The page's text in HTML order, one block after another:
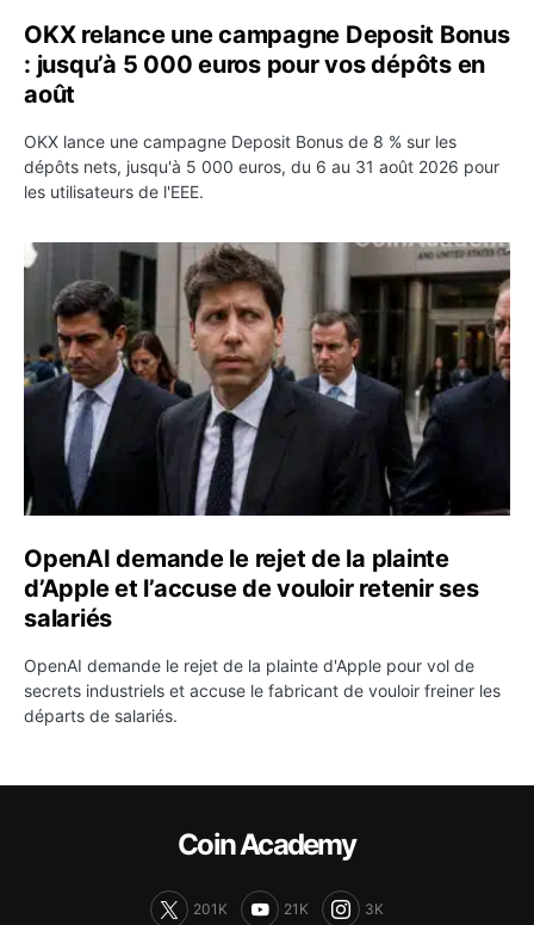
OKX relance une campagne Deposit Bonus
: jusqu’à 5 000 euros pour vos dépôts en
août
OKX lance une campagne Deposit Bonus de 8 % sur les
dépôts nets, jusqu'à 5 000 euros, du 6 au 31 août 2026 pour
les utilisateurs de l'EEE.
OpenAI demande le rejet de la plainte d’Apple et
OpenAI demande le rejet de la plainte
d’Apple et l’accuse de vouloir retenir ses
salariés
OpenAI demande le rejet de la plainte d'Apple pour vol de
secrets industriels et accuse le fabricant de vouloir freiner les
départs de salariés.
Coin Academy
201K 21K 3K